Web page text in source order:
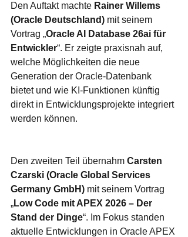
Den Auftakt machte Rainer Willems
(Oracle Deutschland) mit seinem
Vortrag „Oracle AI Database 26ai für
Entwickler“. Er zeigte praxisnah auf,
welche Möglichkeiten die neue
Generation der Oracle-Datenbank
bietet und wie KI-Funktionen künftig
direkt in Entwicklungsprojekte integriert
werden können.
Den zweiten Teil übernahm Carsten
Czarski (Oracle Global Services
Germany GmbH) mit seinem Vortrag
„Low Code mit APEX 2026 – Der
Stand der Dinge“. Im Fokus standen
aktuelle Entwicklungen in Oracle APEX